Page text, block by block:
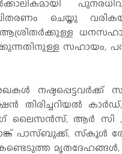
ചെയ്തു
സഹായം,
നഷ്ടപ്പെട്ടവര്‍ക്ക്
തിരിച്ചറിയല്‍ കാര്‍ഡ്,
ലൈസന്‍സ്, ആര്‍ സി
പാസ്ബുക്ക്, സ്‌കൂള്‍